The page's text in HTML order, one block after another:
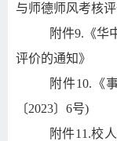
与师德师风考核评
附件9. 《
评价的通知》
附件10. 《
〔2023〕 6号)
附件11.校